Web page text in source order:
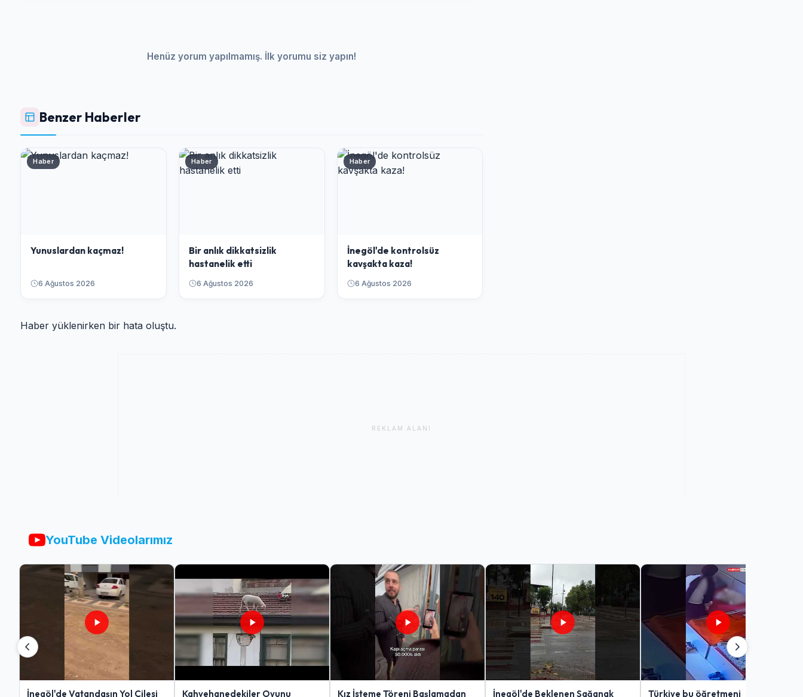
Henüz yorum yapılmamış. İlk yorumu siz yapın!
Benzer Haberler
Haber
Yunuslardan kaçmaz!
6 Ağustos 2026
Haber
Bir anlık dikkatsizlik
hastanelik etti
6 Ağustos 2026
Haber
İnegöl'de kontrolsüz
kavşakta kaza!
6 Ağustos 2026
Haber yüklenirken bir hata oluştu.
REKLAM ALANI
YouTube Videolarımız
İnegöl'de Vatandaşın Yol Çilesi Kahvehanedekiler Oyunu Kız İsteme Töreni Başlamadan İnegöl'de Beklenen Sağanak Türkiye bu öğretmeni